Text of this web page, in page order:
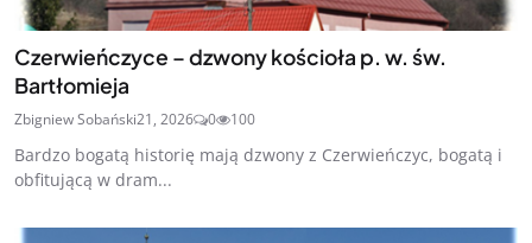
Czerwieńczyce – dzwony kościoła p. w. św.
Bartłomieja
Zbigniew Sobański21, 2026 0 100
Bardzo bogatą historię mają dzwony z Czerwieńczyc, bogatą i
obfitującą w dram...